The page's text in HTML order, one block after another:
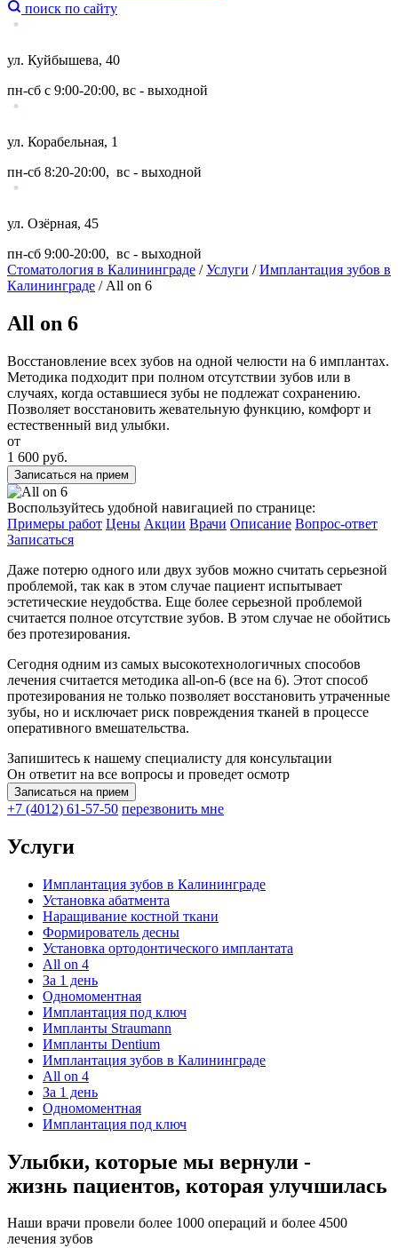
поиск по сайту
ул. Куйбышева, 40
пн-сб с 9:00-20:00, вс - выходной
ул. Корабельная, 1
пн-сб 8:20-20:00, вс - выходной
ул. Озёрная, 45
пн-сб 9:00-20:00, вс - выходной
Стоматология в Калининграде /Услуги /Имплантация зубов в
Калининграде / All on 6
All on 6
Восстановление всех зубов на одной челюсти на 6 имплантах.
Методика подходит при полном отсутствии зубов или в
случаях, когда оставшиеся зубы не подлежат сохранению.
Позволяет восстановить жевательную функцию, комфорт и
естественный вид улыбки.
от
1 600 руб.
Записаться на прием
Воспользуйтесь удобной навигацией по странице:
Примеры работ Цены Акции Врачи Описание Вопрос-ответ
Записаться
Даже потерю одного или двух зубов можно считать серьезной
проблемой, так как в этом случае пациент испытывает
эстетические неудобства. Еще более серьезной проблемой
считается полное отсутствие зубов. В этом случае не обойтись
без протезирования.
Сегодня одним из самых высокотехнологичных способов
лечения считается методика all-on-6 (все на 6). Этот способ
протезирования не только позволяет восстановить утраченные
зубы, но и исключает риск повреждения тканей в процессе
оперативного вмешательства.
Запишитесь к нашему специалисту для консультации
Он ответит на все вопросы и проведет осмотр
Записаться на прием
+7 (4012) 61-57-50 перезвонить мне
Услуги
Имплантация зубов в Калининграде
Установка абатмента
Наращивание костной ткани
Формирователь десны
Установка ортодонтического имплантата
All on 4
За 1 день
Одномоментная
Имплантация под ключ
Импланты Straumann
Импланты Dentium
Имплантация зубов в Калининграде
All on 4
За 1 день
Одномоментная
Имплантация под ключ
Улыбки, которые мы вернули -
жизнь пациентов, которая улучшилась
Наши врачи провели более 1000 операций и более 4500
лечения зубов